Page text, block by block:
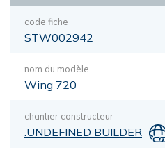
code fiche
STW002942
nom du modèle
Wing 720
chantier constructeur
.UNDEFINED BUILDER